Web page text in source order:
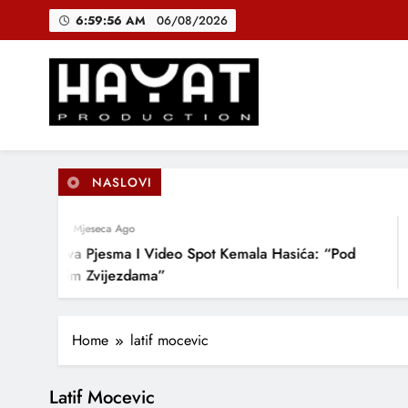
6:59:57 AM 06/08/2026
Hayat Production
Promocija domaće muzike
NASLOVI
4 Mjeseca Ago
Nova Pjesma I Video Spot Kemala Hasića: “Pod
Ovim Zvijezdama”
Home latif mocevic
Latif Mocevic